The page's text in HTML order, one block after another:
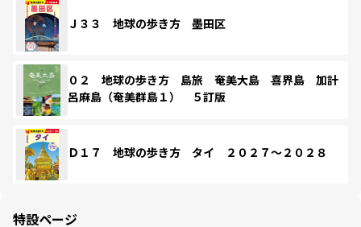
Ｊ３３ 地球の歩き方 墨田区
０２ 地球の歩き方 島旅 奄美大島 喜界島 加計
呂麻島（奄美群島１） ５訂版
Ｄ１７ 地球の歩き方 タイ ２０２７～２０２８
特設ページ